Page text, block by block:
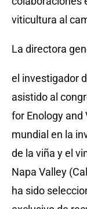
viticultura al
La directora
el investigador
asistido al
for Enology and
mundial en la
de la viña y el
Napa Valley
ha sido